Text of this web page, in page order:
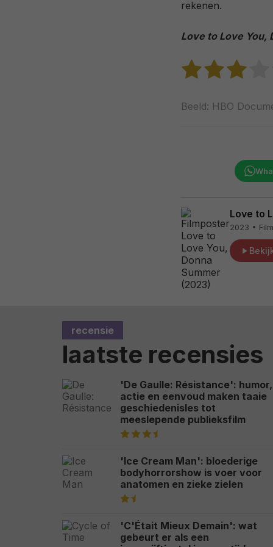
rekenen.
Love to Love You,
Beeld: HBO
Love to
2023 •
recensie
laatste recensies
'De Gaulle: Résistance': humor,
actie en eenvoud maken taaie
geschiedenisles tot
meeslepende publieksfilm
'Ice Cream Man': bloederige
bodyhorrorshow is voer voor
anatomen en zieke zielen
'C'Était Mieux Demain': wat
gebeurt er als een